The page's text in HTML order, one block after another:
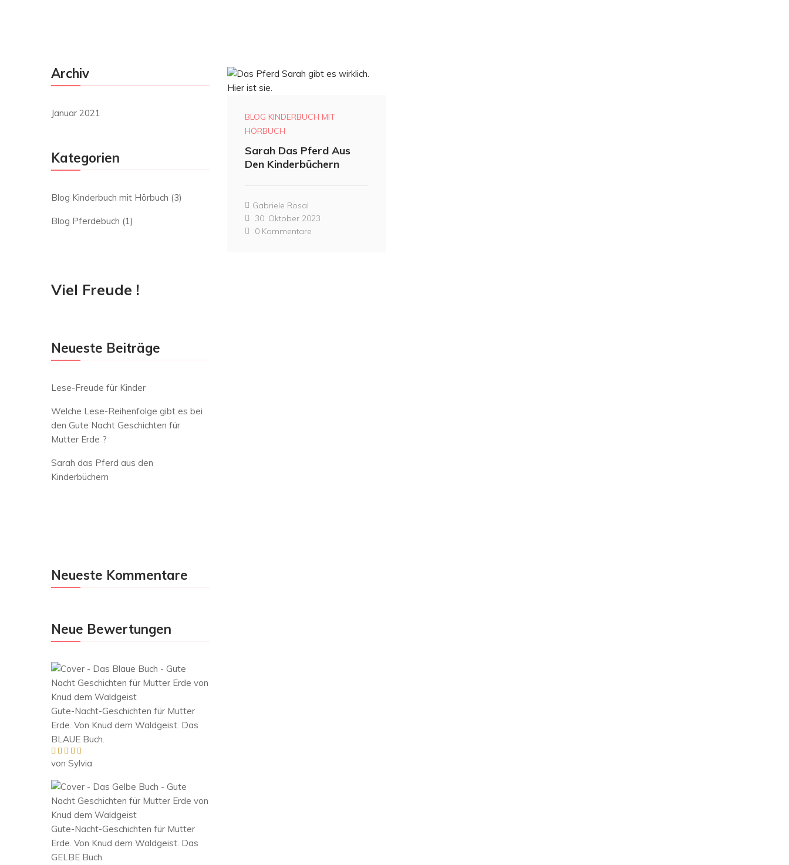
Archiv
Januar 2021
Kategorien
Blog Kinderbuch mit Hörbuch (3)
Blog Pferdebuch (1)
Viel Freude !
Neueste Beiträge
Lese-Freude für Kinder
Welche Lese-Reihenfolge gibt es bei
den Gute Nacht Geschichten für
Mutter Erde ?
Sarah das Pferd aus den
Kinderbüchern
Neueste Kommentare
Neue Bewertungen
Gute-Nacht-Geschichten für Mutter
Erde. Von Knud dem Waldgeist. Das
BLAUE Buch.
Bewertet mit
von Sylvia
Gute-Nacht-Geschichten für Mutter
Erde. Von Knud dem Waldgeist. Das
GELBE Buch.
BLOG KINDERBUCH MIT
HÖRBUCH
Sarah Das Pferd Aus
Den Kinderbüchern
Gabriele Rosal
30. Oktober 2023
0 Kommentare